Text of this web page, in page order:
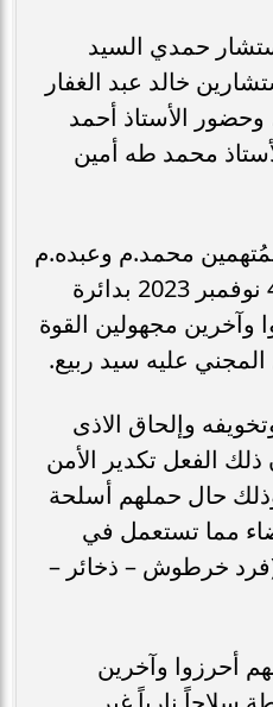
حمدي السيد
خالد عبد الغفار
وحضور الأستاذ أحمد
محمد طه أمين
محمد.م وعبده.م
وحمدي.م أنهم في يوم 4 نوفمبر 2023 بدائرة
وآخرين مجهولين القوة
عليه سيد ربيع.
وإلحاق الاذى
الفعل تكدير الأمن
وذلك حال حملهم أسلحة
مما تستعمل في
خرطوش – ذخائر –
أحرزوا وآخرين